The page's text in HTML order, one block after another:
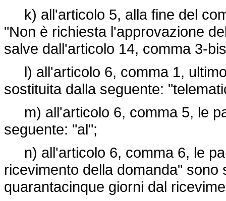
k) all'articolo 5, alla fine del
"Non è richiesta l'approvazione
salve dall'articolo 14, comma 3-
l) all'articolo 6, comma 1,
sostituita dalla seguente:
m) all'articolo 6, comma 5, le
seguente: "al";
n) all'articolo 6, comma 6, le
ricevimento della domanda"
quarantacinque giorni dal